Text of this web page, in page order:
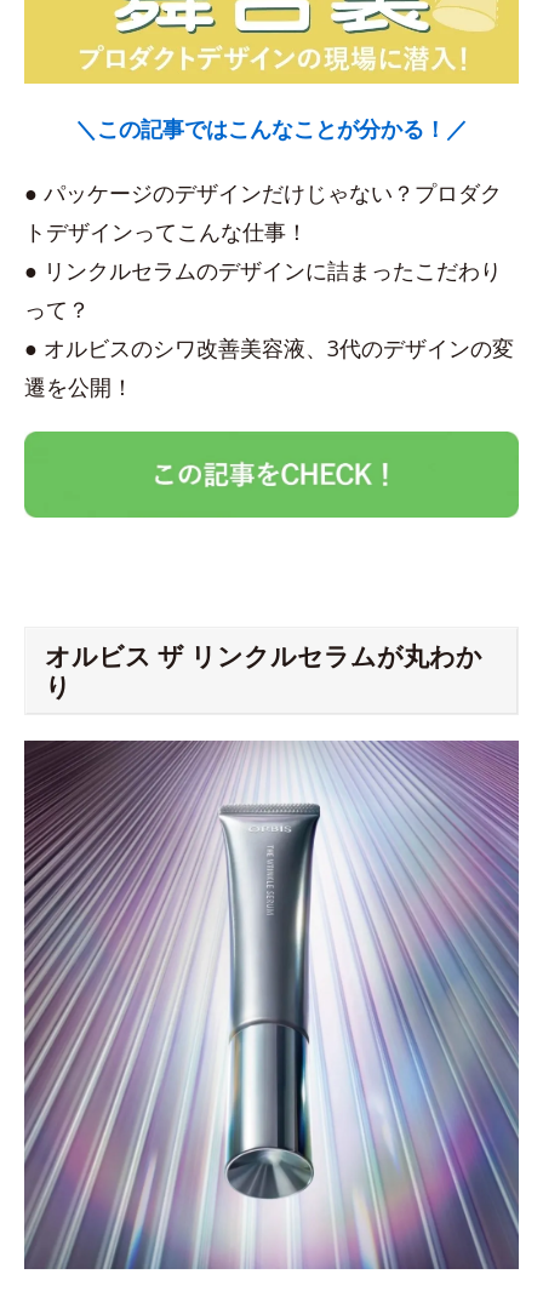
＼この記事ではこんなことが分かる！／
● パッケージのデザインだけじゃない？プロダク
トデザインってこんな仕事！
● リンクルセラムのデザインに詰まったこだわり
って？
● オルビスのシワ改善美容液、3代のデザインの変
遷を公開！
オルビス ザ リンクルセラムが丸わか
り